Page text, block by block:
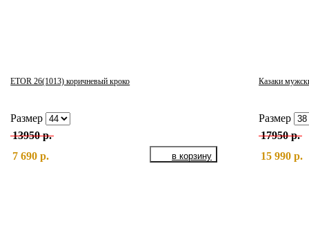
ETOR 26(1013) коричневый кроко
Размер
13950 р.
7 690 р.
Казаки
Размер
17950 р.
15 990 р.